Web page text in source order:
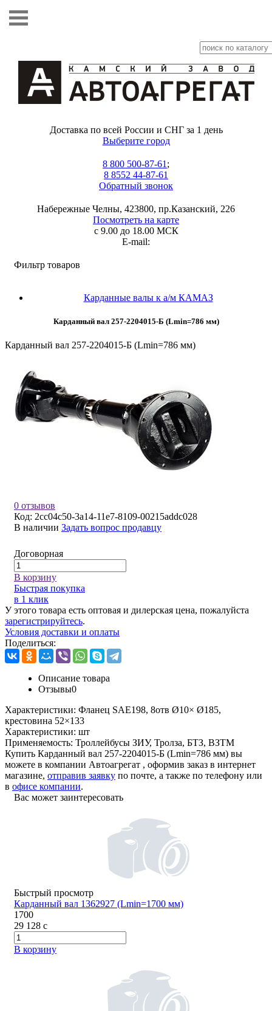
Доставка по всей России и СНГ за 1 день
Выберите город
8 800 500-87-61 ;
8 8552 44-87-61
Обратный звонок
Набережные Челны, 423800, пр.Казанский, 226
Посмотреть на карте
с 9.00 до 18.00 МСК
E-mail:
Фильтр товаров
Карданные валы к а/м КАМАЗ
Карданный вал 257-2204015-Б (Lmin=786 мм)
Карданный вал 257-2204015-Б (Lmin=786 мм)
0 отзывов
Код: 2cc04c50-3a14-11e7-8109-00215addc028
В наличии Задать вопрос продавцу
Договорная
В корзину
Быстрая покупка
в 1 клик
У этого товара есть оптовая и дилерская цена, пожалуйста
зарегистрируйтесь.
Условия доставки и оплаты
Поделиться:
Описание товара
Отзывы0
Характеристики: Фланец SAE198, 8отв Ø10× Ø185,
крестовина 52×133
Характеристики: шт
Применяемость: Троллейбусы ЗИУ, Тролза, БТЗ, ВЗТМ
Купить Карданный вал 257-2204015-Б (Lmin=786 мм) вы
можете в компании Автоагрегат , оформив заказ в интернет
магазине, отправив заявку по почте, а также по телефону или
в офисе компании.
Вас может заинтересовать
Быстрый просмотр
Карданный вал 1362927 (Lmin=1700 мм)
1700
29 128 c
В корзину